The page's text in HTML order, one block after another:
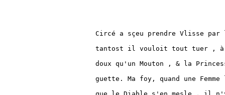
Circé a sçeu prendre Vlisse
tantost il vouloit tout tuer , à
doux qu'un Mouton , & la
guette. Ma foy, quand une